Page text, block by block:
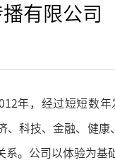
有限公司
年，经过短短数年
、科技、金融、健
。公司以体验为基